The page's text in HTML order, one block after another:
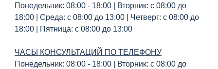
Понедельник: 08:00 - 18:00 | Вторник: с 08:00 до
18:00 | Среда: с 08:00 до 13:00 | Четверг: с 08:00 до
18:00 | Пятница: с 08:00 до 13:00
ЧАСЫ КОНСУЛЬТАЦИЙ ПО ТЕЛЕФОНУ
Понедельник: 08:00 - 18:00 | Вторник: с 08:00 до